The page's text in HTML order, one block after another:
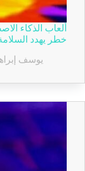
ألعاب الذكاء
خطر يهدد
يوسف